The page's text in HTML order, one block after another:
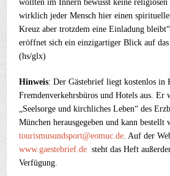
wollten im Innern bewusst keine
wirklich jeder Mensch hier einen
Kreuz aber trotzdem eine Einladung
eröffnet sich ein einzigartiger Blick auf
(hs/glx)
Hinweis: Der Gästebrief liegt kostenlos in
Fremdenverkehrsbüros und Hotels aus. Er
„Seelsorge und kirchliches Leben“ des
München herausgegeben und kann
tourismusundsport@eomuc.de. Auf der
www.gaestebrief.de steht das Heft
Verfügung.